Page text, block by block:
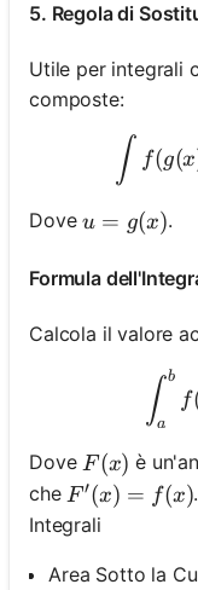
5. Regola di
Utile per integrali
composte:
∫ f(g(x
Doveu=g(x)
u = g(x).
Formula
Calcola il valore
∫a
b
f
Dove F(x)
F(x) è
che F′(x) = f(x)
Integrali
Area Sotto la